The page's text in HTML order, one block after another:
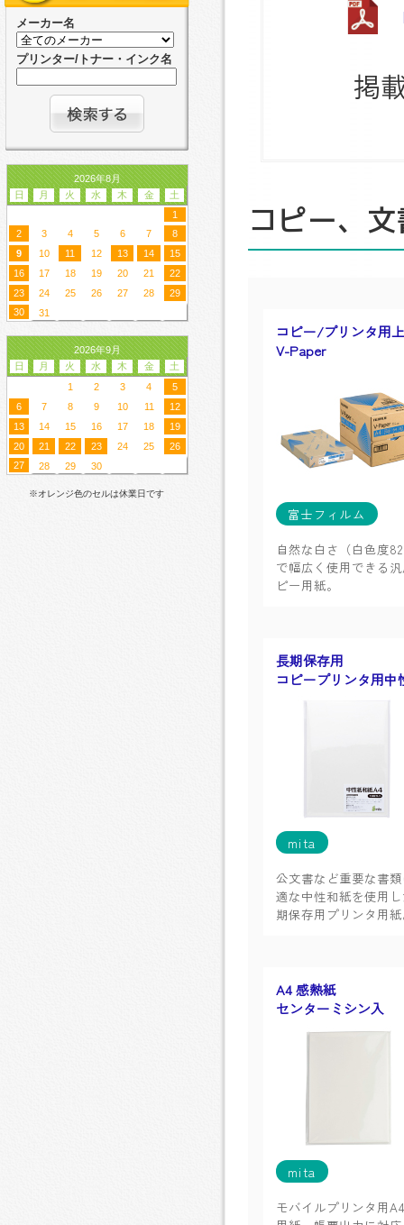
メーカー名
プリンター/トナー・インク名
2026年8月
日
月 火 水 木 金
土
1
2
3 4 5 6 7
8
9
10 11 12 13 14
15
16
17 18 19 20 21
22
23
24 25 26 27 28
29
30
31
2026年9月
日
月 火 水 木 金
土
1
2 3 4
5
6
7 8 9 10 11
12
13
14 15 16 17 18
19
20
21 22 23 24 25
26
27
28 29 30
※オレンジ色のセルは休業日です
掲
コピー、
コピー/プリンタ用
V-Paper
富士フィルム
自然な白さ（白色度
で幅広く使用できる
ピー用紙。
長期保存用
コピープリンタ用中
mita
公文書など重要な書
適な中性和紙を使用
期保存用プリンタ用
A4 感熱紙
センターミシン入
mita
モバイルプリンタ用